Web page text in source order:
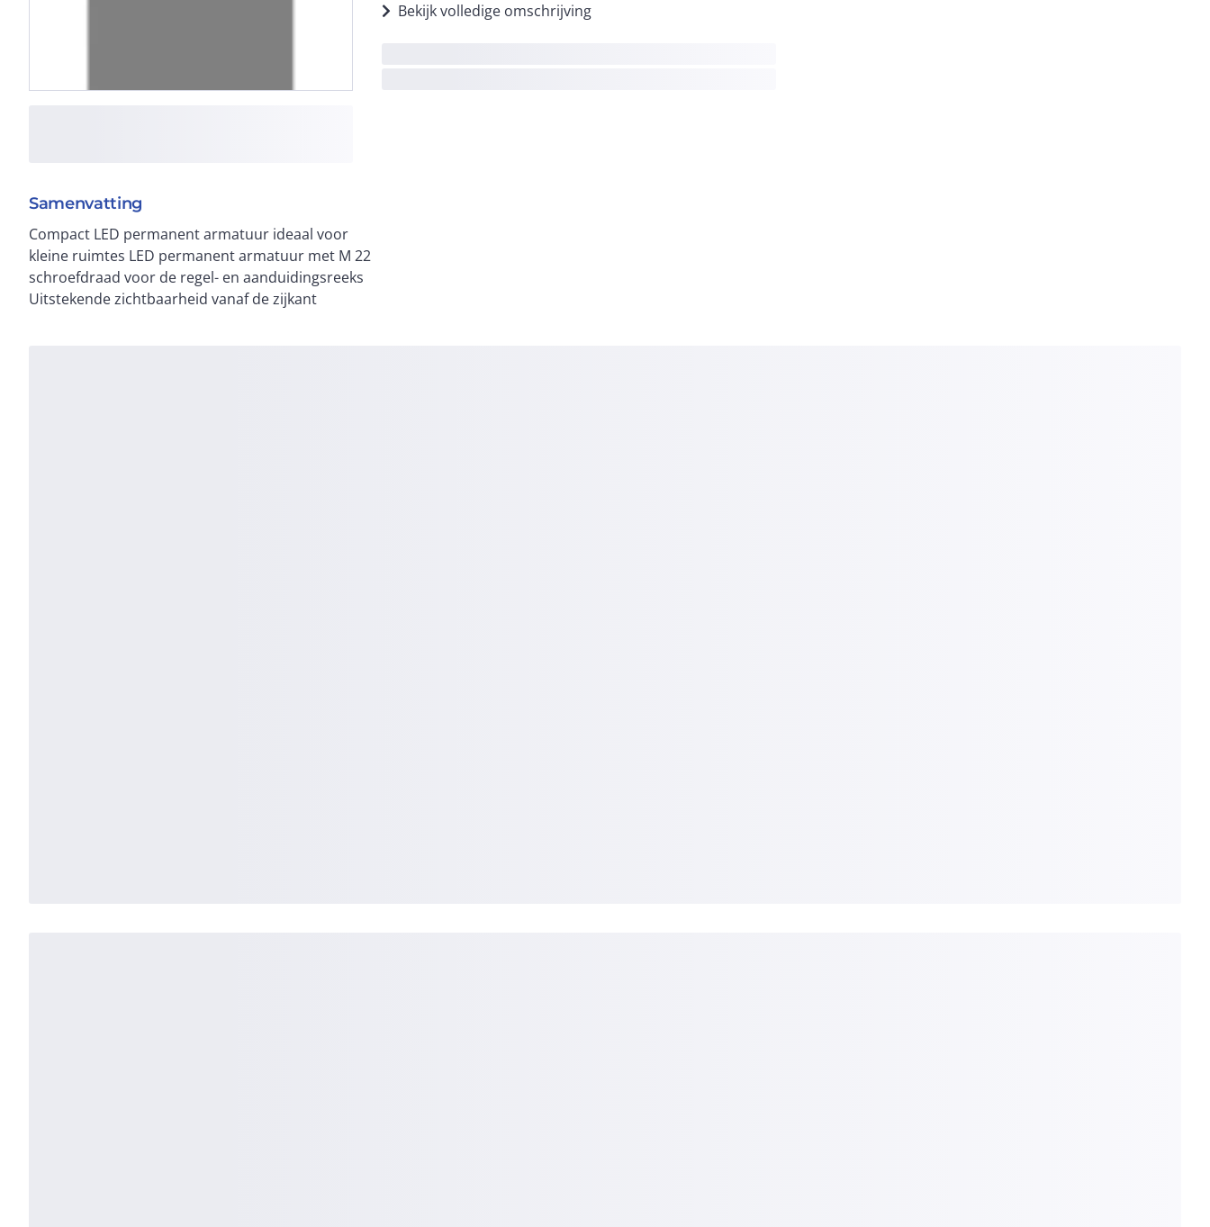
Bekijk volledige omschrijving
Samenvatting
Compact LED permanent armatuur ideaal voor
kleine ruimtes LED permanent armatuur met M 22
schroefdraad voor de regel- en aanduidingsreeks
Uitstekende zichtbaarheid vanaf de zijkant